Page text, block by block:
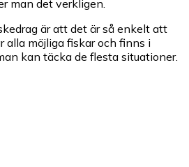
man det verkligen.
är att det är så enkelt att
alla möjliga fiskar och finns i
kan täcka de flesta situationer.